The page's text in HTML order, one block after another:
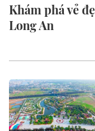
Khám phá vẻ
Long An